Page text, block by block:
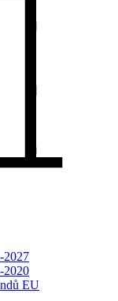
2027
2020
EU